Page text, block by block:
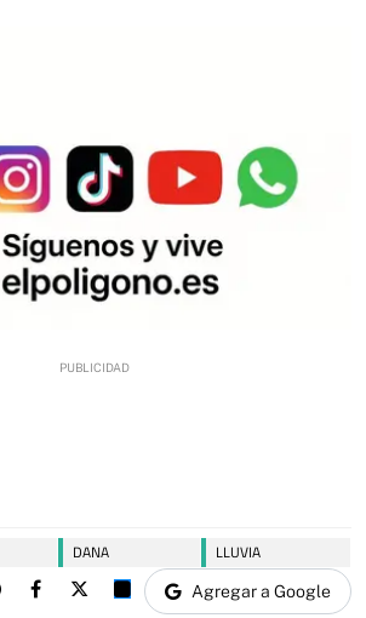
DANA LLUVIA
Agregar a Google